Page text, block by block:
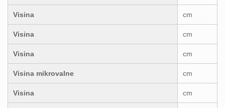
Visina cm
Visina cm
Visina cm
Visina mikrovalne cm
Visina cm